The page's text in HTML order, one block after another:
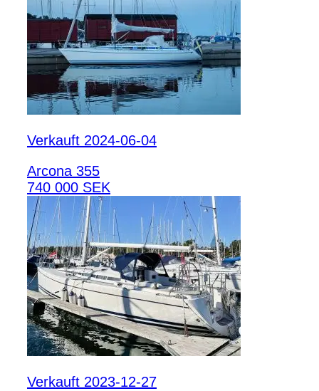
Verkauft 2024-06-04
Arcona 355
740 000 SEK
Verkauft 2023-12-27